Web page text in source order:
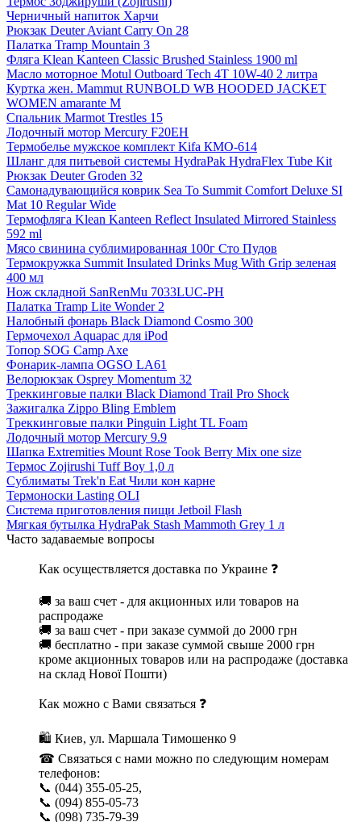
Черничный напиток Харчи
Рюкзак Deuter Aviant Carry On 28
Палатка Tramp Mountain 3
Фляга Klean Kanteen Classic Brushed Stainless 1900 ml
Масло моторное Motul Outboard Tech 4T 10W-40 2 литра
Куртка жен. Mammut RUNBOLD WB HOODED JACKET
WOMEN amarante M
Спальник Marmot Trestles 15
Лодочный мотор Mercury F20EH
Термобелье мужское комплект Kifa КМО-614
Шланг для питьевой системы HydraPak HydraFlex Tube Kit
Рюкзак Deuter Groden 32
Самонадувающийся коврик Sea To Summit Comfort Deluxe SI
Mat 10 Regular Wide
Термофляга Klean Kanteen Reflect Insulated Mirrored Stainless
592 ml
Мясо свинина сублимированная 100г Сто Пудов
Термокружка Summit Insulated Drinks Mug With Grip зеленая
400 мл
Нож складной SanRenMu 7033LUC-PH
Палатка Tramp Lite Wonder 2
Налобный фонарь Black Diamond Cosmo 300
Гермочехол Aquapac для iPod
Топор SOG Camp Axe
Фонарик-лампа OGSO LA61
Велорюкзак Osprey Momentum 32
Треккинговые палки Black Diamond Trail Pro Shock
Зажигалка Zippo Bling Emblem
Tреккинговые палки Pinguin Light TL Foam
Лодочный мотор Mercury 9.9
Шапка Extremities Mount Rose Took Berry Mix one size
Термос Zojirushi Tuff Boy 1,0 л
Сублиматы Trek'n Eat Чили кон карне
Термоноски Lasting OLI
Система приготовления пищи Jetboil Flash
Мягкая бутылка HydraPak Stash Mammoth Grey 1 л
Часто задаваемые вопросы
Как осуществляется доставка по Украине ❓
🚚 за ваш счет - для акционных или товаров на
распродаже
🚚 за ваш счет - при заказе суммой до 2000 грн
🚚 бесплатно - при заказе суммой свыше 2000 грн
кроме акционных товаров или на распродаже (доставка
на склад Нової Пошти)
Как можно с Вами связаться ❓
🛍 Киев, ул. Маршала Тимошенко 9
☎ Связаться с нами можно по следующим номерам
телефонов:
📞 (044) 355-05-25,
📞 (094) 855-05-73
📞 (098) 735-79-39